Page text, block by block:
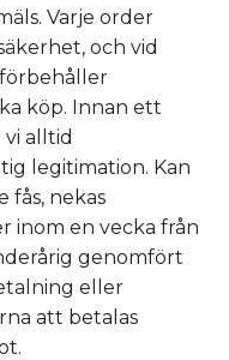
Varje order
och vid
köp. Innan ett
alltid
legitimation. Kan
nekas
inom en vecka från
genomfört
eller
att betalas